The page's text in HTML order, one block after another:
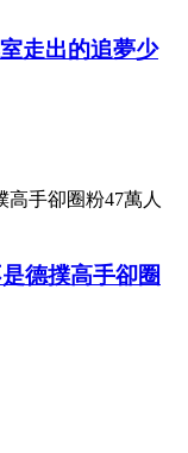
走出的追夢少
德撲高手卻圈